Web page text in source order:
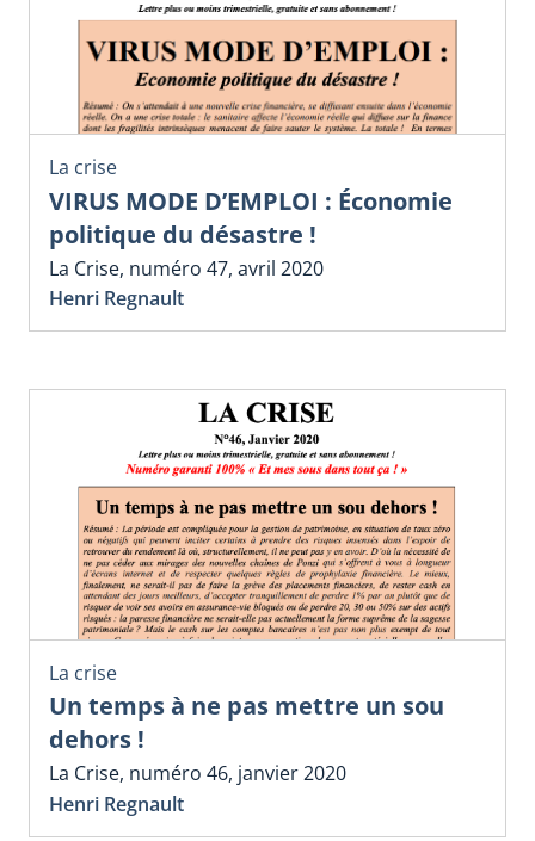
La crise
VIRUS MODE D’EMPLOI : Économie
politique du désastre !
La Crise, numéro 47, avril 2020
Henri Regnault
La crise
Un temps à ne pas mettre un sou
dehors !
La Crise, numéro 46, janvier 2020
Henri Regnault